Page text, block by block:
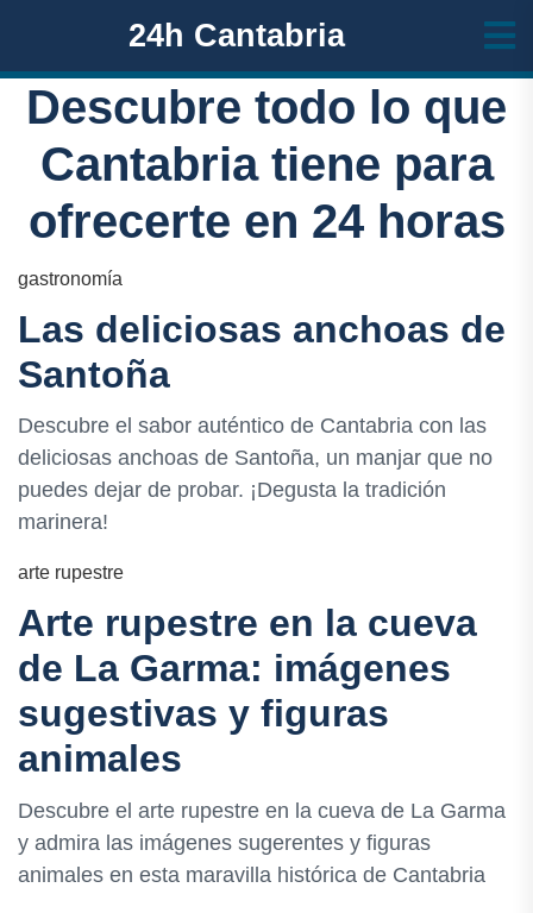
24h Cantabria
Descubre todo lo que
Cantabria tiene para
ofrecerte en 24 horas
gastronomía
Las deliciosas anchoas de
Santoña
Descubre el sabor auténtico de Cantabria con las
deliciosas anchoas de Santoña, un manjar que no
puedes dejar de probar. ¡Degusta la tradición
marinera!
arte rupestre
Arte rupestre en la cueva
de La Garma: imágenes
sugestivas y figuras
animales
Descubre el arte rupestre en la cueva de La Garma
y admira las imágenes sugerentes y figuras
animales en esta maravilla histórica de Cantabria